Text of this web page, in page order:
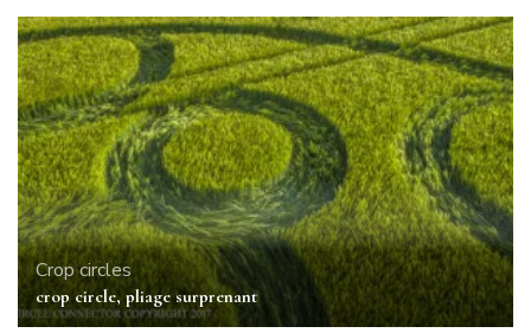
Crop circles
crop circle, pliage surprenant